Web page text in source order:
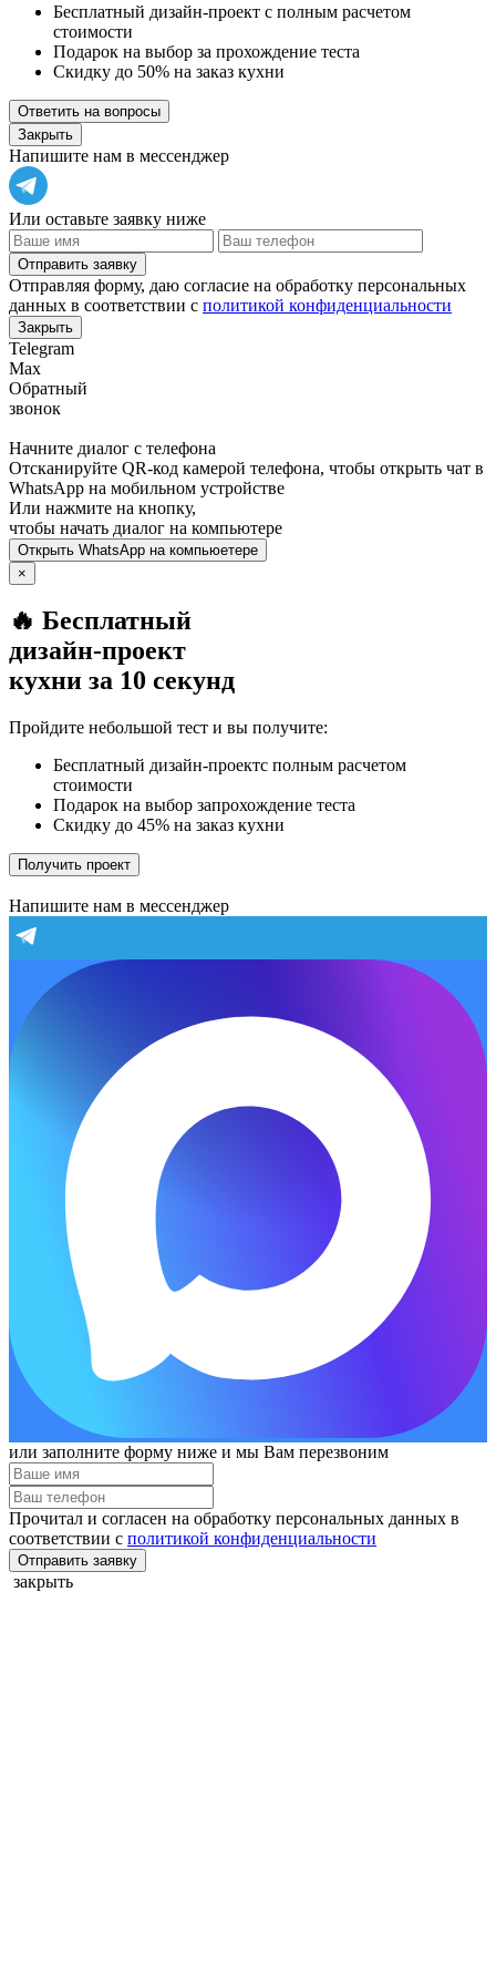
Бесплатный дизайн-проект с полным расчетом
стоимости
Подарок на выбор за прохождение теста
Скидку до 50% на заказ кухни
Ответить на вопросы
Закрыть
Напишите нам в мессенджер
Или оставьте заявку ниже
Отправить заявку
Отправляя форму, даю согласие на обработку персональных
данных в соответствии с политикой конфиденциальности
Закрыть
Telegram
Max
Обратный
звонок
Начните диалог с телефона
Отсканируйте QR-код камерой телефона, чтобы открыть чат в
WhatsApp на мобильном устройстве
Или нажмите на кнопку,
чтобы начать диалог на компьютере
Открыть WhatsApp на компьюетере
×
🔥 Бесплатный
дизайн-проект
кухни за 10 секунд
Пройдите небольшой тест и вы получите:
Бесплатный дизайн-проектс полным расчетом
стоимости
Подарок на выбор запрохождение теста
Скидку до 45% на заказ кухни
Получить проект
Напишите нам в мессенджер
или заполните форму ниже и мы Вам перезвоним
Прочитал и согласен на обработку персональных данных в
соответствии с политикой конфиденциальности
Отправить заявку
закрыть